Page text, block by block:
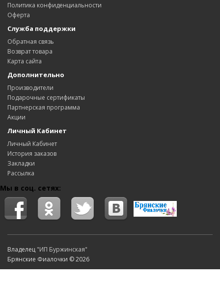
Политика конфиденциальности
Оферта
Служба поддержки
Обратная связь
Возврат товара
Карта сайта
Дополнительно
Производители
Подарочные сертификаты
Партнерская программа
Акции
Личный Кабинет
Личный Кабинет
История заказов
Закладки
Рассылка
Мы в соц. сетях:
Владелец "ИП Буржинская"
Брянские Фиалочки © 2026